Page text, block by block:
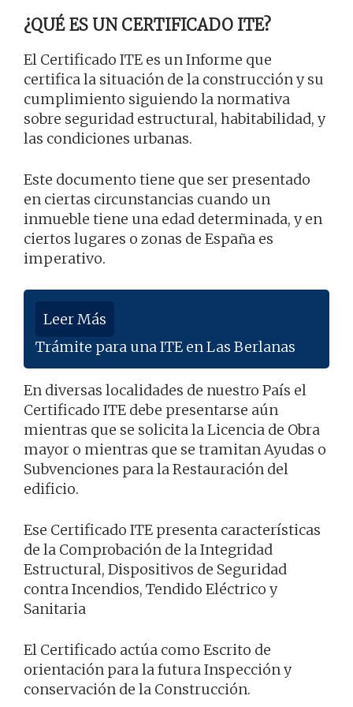
¿QUÉ ES UN CERTIFICADO ITE?
El Certificado ITE es un Informe que
certifica la situación de la construcción y su
cumplimiento siguiendo la normativa
sobre seguridad estructural, habitabilidad, y
las condiciones urbanas.
Este documento tiene que ser presentado
en ciertas circunstancias cuando un
inmueble tiene una edad determinada, y en
ciertos lugares o zonas de España es
imperativo.
Leer Más
Trámite para una ITE en Las Berlanas
En diversas localidades de nuestro País el
Certificado ITE debe presentarse aún
mientras que se solicita la Licencia de Obra
mayor o mientras que se tramitan Ayudas o
Subvenciones para la Restauración del
edificio.
Ese Certificado ITE presenta características
de la Comprobación de la Integridad
Estructural, Dispositivos de Seguridad
contra Incendios, Tendido Eléctrico y
Sanitaria
El Certificado actúa como Escrito de
orientación para la futura Inspección y
conservación de la Construcción.